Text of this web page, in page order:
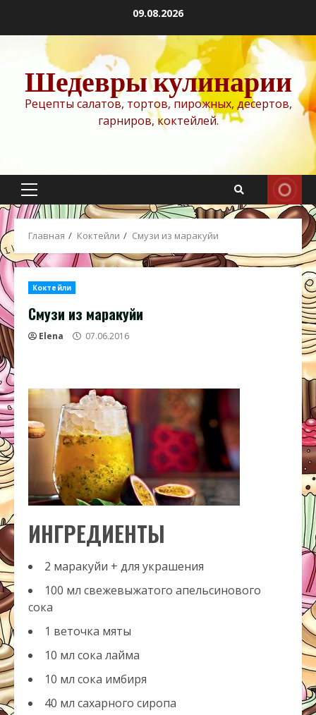
содержимому
09.08.2026
Шедевры кулинарии
Рецепты салатов, тортов, пирожных, десертов,
гарниров, коктейлей.
Основное
меню
Главная Коктейли Смузи из маракуйи
Коктейли
Смузи из маракуйи
Elena 07.06.2016
ИНГРЕДИЕНТЫ
2 маракуйи + для украшения
100 мл свежевыжатого апельсинового
сока
1 веточка мяты
10 мл сока лайма
10 мл сока имбиря
40 мл сахарного сиропа